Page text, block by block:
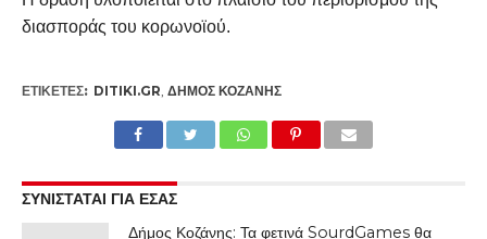
διασποράς του κορωνοϊού.
ΕΤΙΚΕΤΕΣ: DITIKI.GR ΔΉΜΟΣ ΚΟΖΆΝΗΣ
ΣΥΝΙΣΤΑΤΑΙ ΓΙΑ ΕΣΑΣ
Δήμος Κοζάνης: Τα φετινά SourdGames θα